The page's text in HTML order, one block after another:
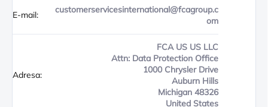
E-mail:
customerservicesinternational@fcagroup.c
om
Adresa:
FCA US US LLC
Attn: Data Protection Office
1000 Chrysler Drive
Auburn Hills
Michigan 48326
United States